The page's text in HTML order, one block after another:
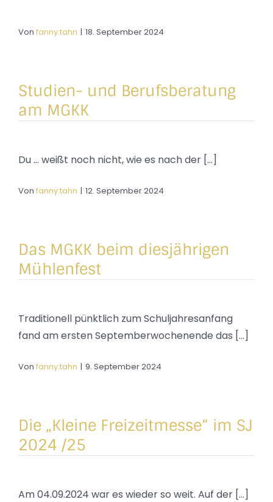
Von fanny.tahn | 18. September 2024
Studien- und Berufsberatung
am MGKK
Du ... weißt noch nicht, wie es nach der [...]
Von fanny.tahn | 12. September 2024
Das MGKK beim diesjährigen
Mühlenfest
Traditionell pünktlich zum Schuljahresanfang
fand am ersten Septemberwochenende das [...]
Von fanny.tahn | 9. September 2024
Die „Kleine Freizeitmesse“ im SJ
2024 /25
Am 04.09.2024 war es wieder so weit. Auf der [...]